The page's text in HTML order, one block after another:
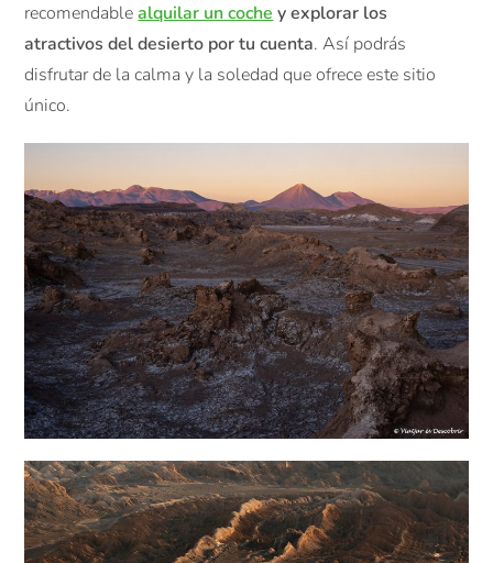
recomendablealquilar un coche y explorar los
atractivos del desierto por tu cuenta. Así podrás
disfrutar de la calma y la soledad que ofrece este sitio
único.